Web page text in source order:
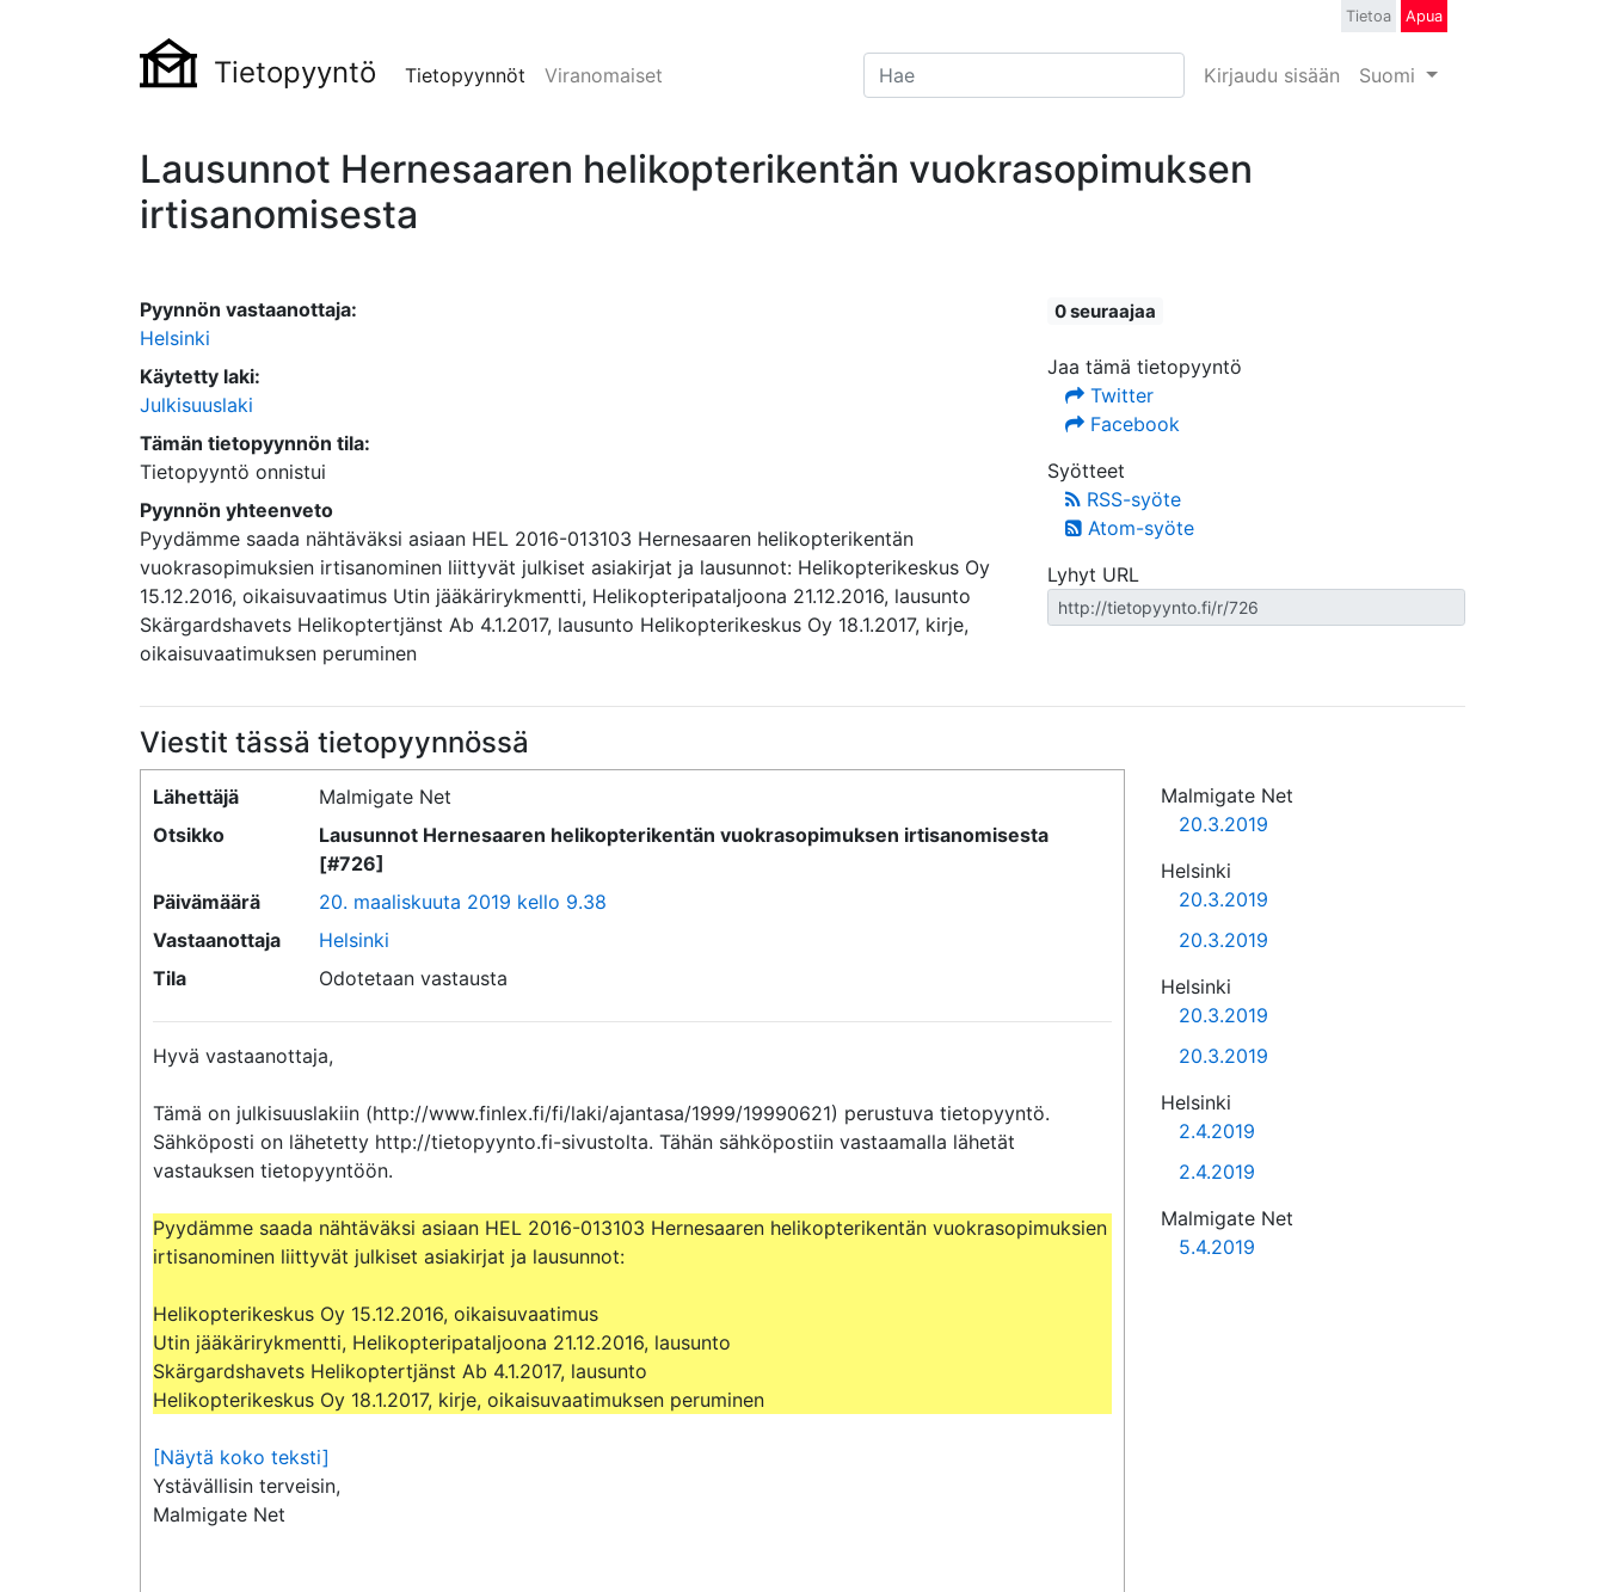
Tietopyyntö Tietopyynnöt Viranomaiset Kirjaudu sisään Suomi
Tietoa Apua
Lausunnot Hernesaaren helikopterikentän vuokrasopimuksen
irtisanomisesta
Pyynnön vastaanottaja:
Helsinki
Käytetty laki:
Julkisuuslaki
Tämän tietopyynnön tila:
Tietopyyntö onnistui
Pyynnön yhteenveto
Pyydämme saada nähtäväksi asiaan HEL 2016-013103 Hernesaaren helikopterikentän
vuokrasopimuksien irtisanominen liittyvät julkiset asiakirjat ja lausunnot: Helikopterikeskus Oy
15.12.2016, oikaisuvaatimus Utin jääkärirykmentti, Helikopteripataljoona 21.12.2016, lausunto
Skärgardshavets Helikoptertjänst Ab 4.1.2017, lausunto Helikopterikeskus Oy 18.1.2017, kirje,
oikaisuvaatimuksen peruminen
0 seuraajaa
Jaa tämä tietopyyntö
Twitter
Facebook
Syötteet
RSS-syöte
Atom-syöte
Lyhyt URL
Viestit tässä tietopyynnössä
Malmigate Net
20.3.2019
Helsinki
20.3.2019
20.3.2019
Helsinki
20.3.2019
20.3.2019
Helsinki
2.4.2019
2.4.2019
Malmigate Net
5.4.2019
Lähettäjä
Malmigate Net
Otsikko
Lausunnot Hernesaaren helikopterikentän vuokrasopimuksen irtisanomisesta
[#726]
Päivämäärä
20. maaliskuuta 2019 kello 9.38
Vastaanottaja
Helsinki
Tila
Odotetaan vastausta
Hyvä vastaanottaja,
Tämä on julkisuuslakiin (http://www.finlex.fi/fi/laki/ajantasa/1999/19990621) perustuva tietopyyntö.
Sähköposti on lähetetty http://tietopyynto.fi-sivustolta. Tähän sähköpostiin vastaamalla lähetät
vastauksen tietopyyntöön.
Pyydämme saada nähtäväksi asiaan HEL 2016-013103 Hernesaaren helikopterikentän vuokrasopimuksien
irtisanominen liittyvät julkiset asiakirjat ja lausunnot:
Helikopterikeskus Oy 15.12.2016, oikaisuvaatimus
Utin jääkärirykmentti, Helikopteripataljoona 21.12.2016, lausunto
Skärgardshavets Helikoptertjänst Ab 4.1.2017, lausunto
Helikopterikeskus Oy 18.1.2017, kirje, oikaisuvaatimuksen peruminen
[Näytä koko teksti]
Ystävällisin terveisin,
Malmigate Net